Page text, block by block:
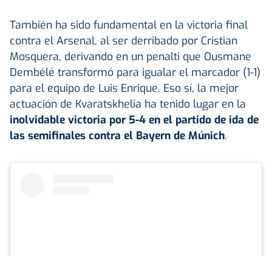
También ha sido fundamental en la victoria final
contra el Arsenal, al ser derribado por Cristian
Mosquera, derivando en un penalti que Ousmane
Dembélé transformó para igualar el marcador (1-1)
para el equipo de Luis Enrique. Eso sí, la mejor
actuación de Kvaratskhelia ha tenido lugar en la
inolvidable victoria por 5-4 en el partido de ida de
las semifinales contra el Bayern de Múnich.